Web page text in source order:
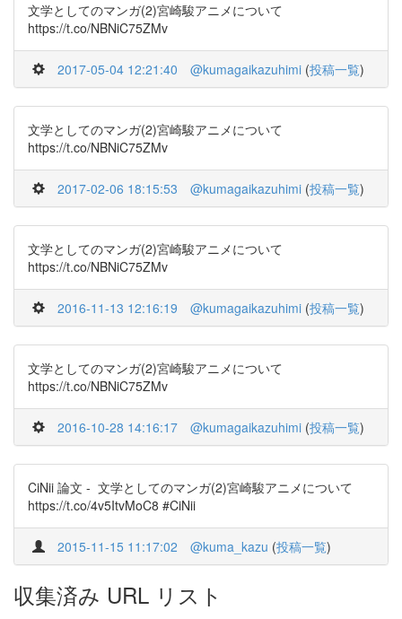
文学としてのマンガ(2)宮崎駿アニメについて
https://t.co/NBNiC75ZMv
2017-05-04 12:21:40 @kumagaikazuhimi (投稿一覧)
文学としてのマンガ(2)宮崎駿アニメについて
https://t.co/NBNiC75ZMv
2017-02-06 18:15:53 @kumagaikazuhimi (投稿一覧)
文学としてのマンガ(2)宮崎駿アニメについて
https://t.co/NBNiC75ZMv
2016-11-13 12:16:19 @kumagaikazuhimi (投稿一覧)
文学としてのマンガ(2)宮崎駿アニメについて
https://t.co/NBNiC75ZMv
2016-10-28 14:16:17 @kumagaikazuhimi (投稿一覧)
CiNii 論文 - 文学としてのマンガ(2)宮崎駿アニメについて
https://t.co/4v5ItvMoC8 #CiNii
2015-11-15 11:17:02 @kuma_kazu (投稿一覧)
収集済み URL リスト